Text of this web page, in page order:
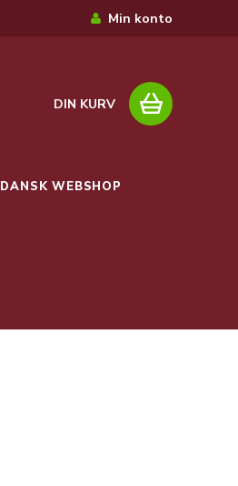
Min konto
DIN KURV
DANSK WEBSHOP